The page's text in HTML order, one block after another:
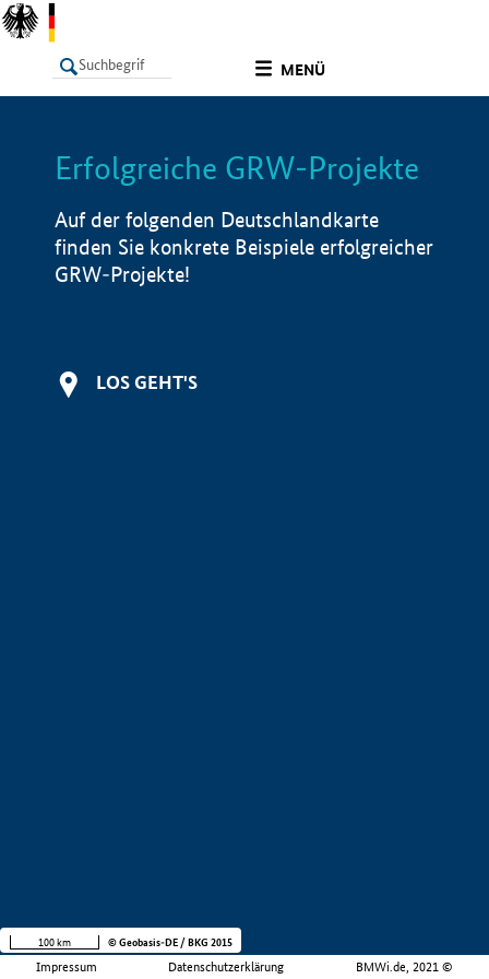
MENÜ
LISTE Info
Erfolgreiche GRW-Projekte
Auf der folgenden Deutschlandkarte
finden Sie konkrete Beispiele erfolgreicher
GRW-Projekte!
LOS GEHT'S
Impressum Datenschutzerklärung BMWi.de, 2021 ©
100 km © Geobasis-DE / BKG 2015